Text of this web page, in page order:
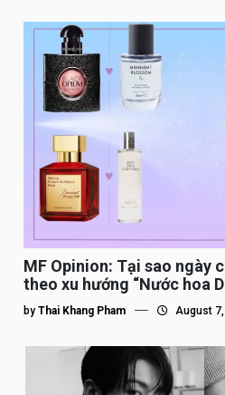
MF Opinion: Tại sao ngày
theo xu hướng “Nước hoa
by Thai Khang Pham August